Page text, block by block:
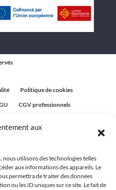
aux
utilisons des technologies telles
aux informations des appareils. Le
permettra de traiter des données
ou les ID uniques sur ce site. Le fait de
Politique de cookies
CGV professionnels
aux avis clients